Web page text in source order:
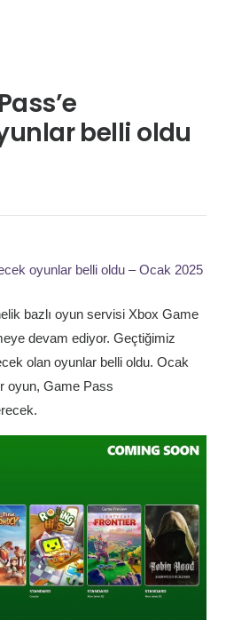
belli oldu
oyunlar belli oldu – Ocak 2025
bazlı oyun servisi Xbox Game
devam ediyor. Geçtiğimiz
olan oyunlar belli oldu. Ocak
oyun, Game Pass